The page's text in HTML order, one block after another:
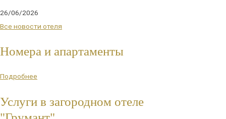
26/06/2026
Все новости отеля
Номера и апартаменты
Подробнее
Услуги в загородном отеле